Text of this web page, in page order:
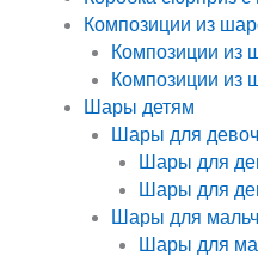
Композиции из
Композиции из
Композиции из
Шары детям
Шары для
Шары для
Шары для
Шары для
Шары для